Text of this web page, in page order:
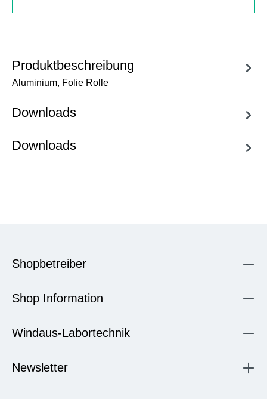
Produktbeschreibung
Aluminium, Folie Rolle
Downloads
Downloads
Shopbetreiber
Shop Information
Windaus-Labortechnik
Newsletter